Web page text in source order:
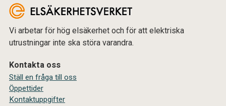
Vi arbetar för hög elsäkerhet och för att elektriska
utrustningar inte ska störa varandra.
Kontakta oss
Ställ en fråga till oss
Öppettider
Kontaktuppgifter